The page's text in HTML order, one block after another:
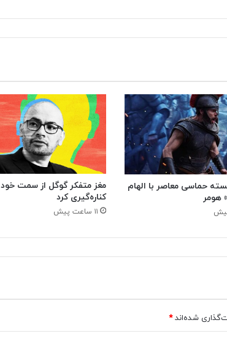
حماسی معاصر با الهام
هومر
مغز متفکر گوگل از سمت خود
کناره‌گیری کرد
۱۱ ساعت پیش
شده‌اند*